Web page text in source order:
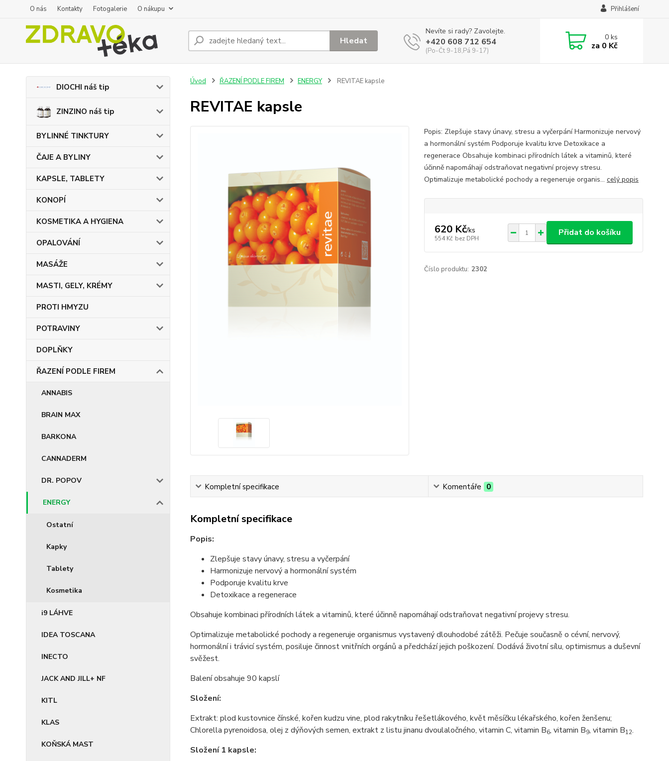
O nás Kontakty Fotogalerie O nákupu Přihlášení
Hledat
Nevíte si rady? Zavolejte.
+420 608 712 654
(Po-Čt 9-18,Pá 9-17)
0ks
za 0 Kč
DIOCHI náš tip
ZINZINO náš tip
BYLINNÉ TINKTURY
ČAJE A BYLINY
KAPSLE, TABLETY
KONOPÍ
KOSMETIKA A HYGIENA
OPALOVÁNÍ
MASÁŽE
MASTI, GELY, KRÉMY
PROTI HMYZU
POTRAVINY
DOPLŇKY
ŘAZENÍ PODLE FIREM
ANNABIS
BRAIN MAX
BARKONA
CANNADERM
DR. POPOV
ENERGY
Ostatní
Kapky
Tablety
Kosmetika
i9 LÁHVE
IDEA TOSCANA
INECTO
JACK AND JILL+ NF
KITL
KLAS
KOŇSKÁ MAST
Úvod ŘAZENÍ PODLE FIREM ENERGY REVITAE kapsle
REVITAE kapsle
Popis: Zlepšuje stavy únavy, stresu a vyčerpání Harmonizuje nervový
a hormonální systém Podporuje kvalitu krve Detoxikace a
regenerace Obsahuje kombinaci přírodních látek a vitaminů, které
účinně napomáhají odstraňovat negativní projevy stresu.
Optimalizuje metabolické pochody a regeneruje organis... celý popis
620 Kč/ks
554 Kč bez DPH
Přidat do košíku
Číslo produktu: 2302
Kompletní specifikace Komentáře 0
Kompletní specifikace
Popis:
Zlepšuje stavy únavy, stresu a vyčerpání
Harmonizuje nervový a hormonální systém
Podporuje kvalitu krve
Detoxikace a regenerace
Obsahuje kombinaci přírodních látek a vitaminů, které účinně napomáhají odstraňovat negativní projevy stresu.
Optimalizuje metabolické pochody a regeneruje organismus vystavený dlouhodobé zátěži. Pečuje současně o cévní, nervový,
hormonální i trávicí systém, posiluje činnost vnitřních orgánů a předchází jejich poškození. Dodává životní sílu, optimismus a duševní
svěžest.
Balení obsahuje 90 kapslí
Složení:
Extrakt: plod kustovnice čínské, kořen kudzu vine, plod rakytníku řešetlákového, květ měsíčku lékařského, kořen ženšenu;
Chlorella pyrenoidosa, olej z dýňových semen, extrakt z listu jinanu dvoulaločného, vitamin C, vitamin B6, vitamin B9, vitamin B12.
Složení 1 kapsle: